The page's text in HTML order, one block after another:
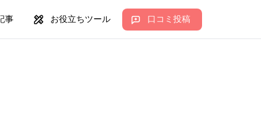
事 お役立ちツール 口コミ投稿